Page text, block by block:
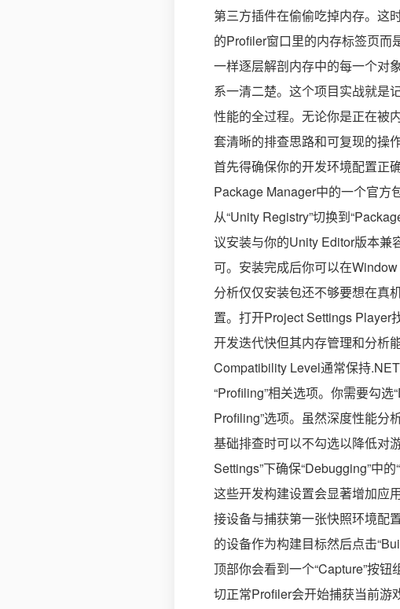
第三方插件在偷偷吃掉内存。这
的Profiler窗口里的内存标签页而
一样逐层解剖内存中的每一个对
系一清二楚。这个项目实战就是
性能的全过程。无论你是正在被
套清晰的排查思路和可复现的操
首先得确保你的开发环境配置正
Package Manager中的一个官方
从“Unity Registry”切换到
议安装与你的Unity Editor版本兼
可。安装完成后你可以在
分析仅仅安装包还不够要想在真
置。打开Project Settings Player
开发迭代快但其内存管理和分析
Compatibility Level通常保持
“Profiling”相关选项。你需要勾
Profiling”选项。虽然深度性能分
基础排查时可以不勾选以降低对
Settings”下确保“Debugging”中
这些开发构建设置会显著增加应
接设备与捕获第一张快照环境配
的设备作为构建目标然后点击
顶部你会看到一个“Capture”按钮
切正常Profiler会开始捕获当前游